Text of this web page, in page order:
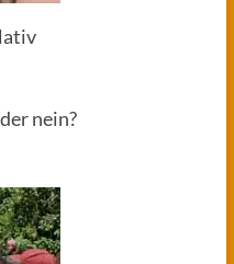
nein?